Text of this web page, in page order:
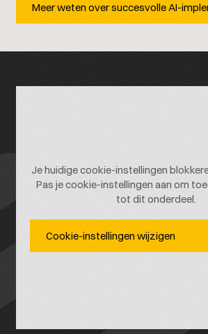
Meer weten over succesvolle AI-
Je huidige cookie-instellingen
Pas je cookie-instellingen aan om
tot dit onderdeel.
Cookie-instellingen wijzigen